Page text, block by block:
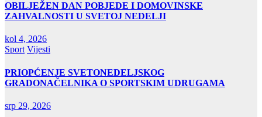
OBILJEŽEN DAN POBJEDE I DOMOVINSKE
ZAHVALNOSTI U SVETOJ NEDELJI
kol 4, 2026
Sport Vijesti
PRIOPĆENJE SVETONEDELJSKOG
GRADONAČELNIKA O SPORTSKIM UDRUGAMA
srp 29, 2026